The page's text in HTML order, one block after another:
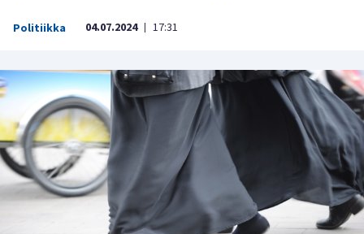
Politiikka 04.07.2024 | 17:31